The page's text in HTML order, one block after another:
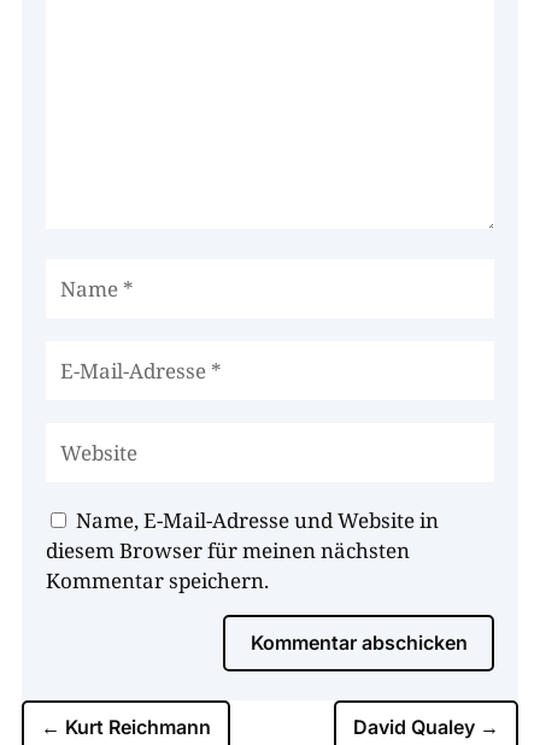
Name, E-Mail-Adresse und Website in
diesem Browser für meinen nächsten
Kommentar speichern.
Kommentar abschicken
← Kurt Reichmann David Qualey →